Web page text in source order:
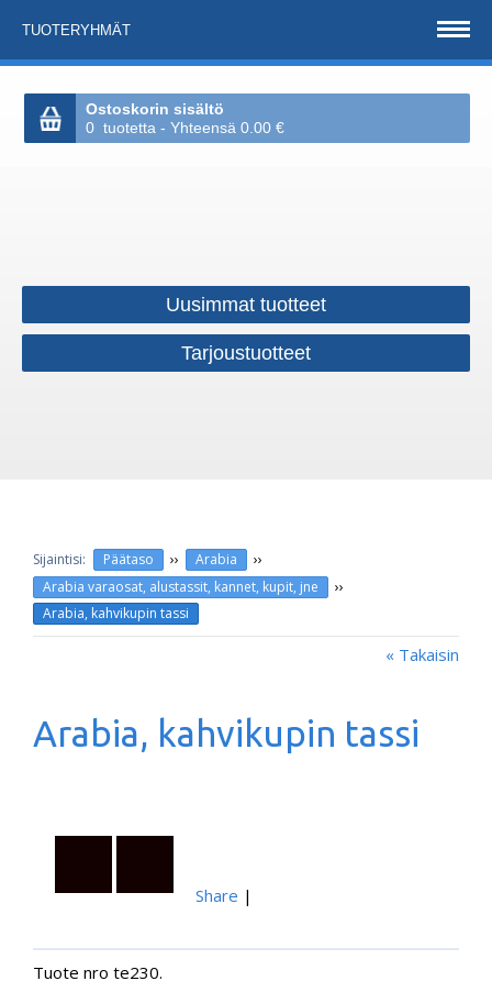
TUOTERYHMÄT
Ostoskorin sisältö
0 tuotetta - Yhteensä 0.00 €
Uusimmat tuotteet
Tarjoustuotteet
Päätaso ›› Arabia ››
Arabia varaosat, alustassit, kannet, kupit, jne ››
Arabia, kahvikupin tassi
« Takaisin
Arabia, kahvikupin tassi
Share |
Tuote nro te230.